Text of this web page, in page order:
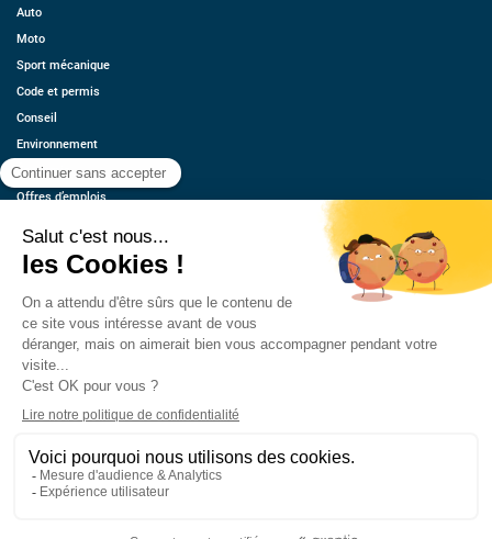
Auto
Moto
Sport mécanique
Code et permis
Conseil
Environnement
Économie
Offres d’emplois
Contact
Estimez votre voiture
Mentions légales
CGU